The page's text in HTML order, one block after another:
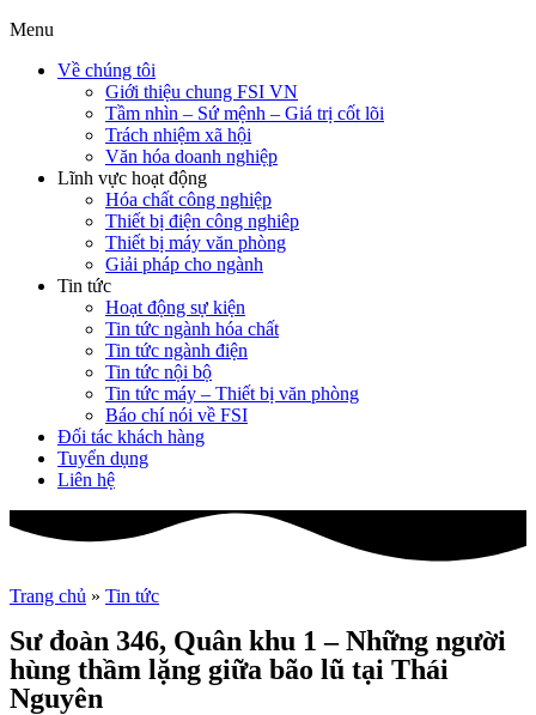
Menu
Về chúng tôi
Giới thiệu chung FSI VN
Tầm nhìn – Sứ mệnh – Giá trị cốt lõi
Trách nhiệm xã hội
Văn hóa doanh nghiệp
Lĩnh vực hoạt động
Hóa chất công nghiệp
Thiết bị điện công nghiêp
Thiết bị máy văn phòng
Giải pháp cho ngành
Tin tức
Hoạt động sự kiện
Tin tức ngành hóa chất
Tin tức ngành điện
Tin tức nội bộ
Tin tức máy – Thiết bị văn phòng
Báo chí nói về FSI
Đối tác khách hàng
Tuyển dụng
Liên hệ
Trang chủ » Tin tức
Sư đoàn 346, Quân khu 1 – Những người
hùng thầm lặng giữa bão lũ tại Thái
Nguyên